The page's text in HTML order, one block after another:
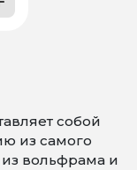
собой
из самого
из вольфрама и